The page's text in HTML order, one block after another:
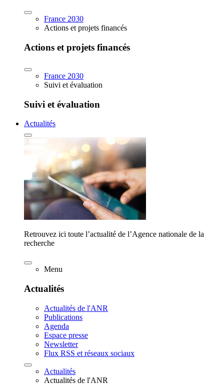
France 2030
Actions et projets financés
Actions et projets financés
France 2030
Suivi et évaluation
Suivi et évaluation
Actualités
Retrouvez ici toute l’actualité de l’Agence nationale de la
recherche
Menu
Actualités
Actualités de l'ANR
Publications
Agenda
Espace presse
Newsletter
Flux RSS et réseaux sociaux
Actualités
Actualités de l'ANR